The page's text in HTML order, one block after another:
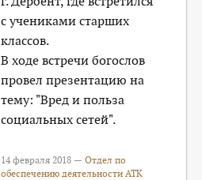
с учениками старших
классов.
В ходе встречи богослов
провел презентацию на
тему: "Вред и польза
социальных сетей".
14 февраля 2018 —Отдел по
обеспечению деятельности АТК